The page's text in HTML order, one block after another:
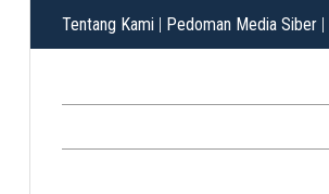
Tentang Kami | Pedoman Media Siber |